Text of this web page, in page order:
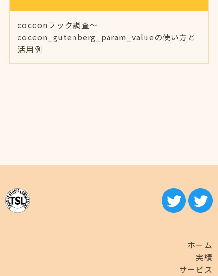
cocoonフック調査～
cocoon_gutenberg_param_valueの使い方と
活用例
ホーム
実績
サービス